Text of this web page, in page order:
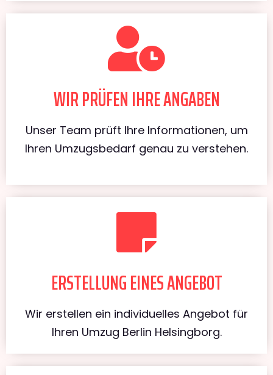
WIR PRÜFEN IHRE ANGABEN
Unser Team prüft Ihre Informationen, um
Ihren Umzugsbedarf genau zu verstehen.
ERSTELLUNG EINES ANGEBOT
Wir erstellen ein individuelles Angebot für
Ihren Umzug Berlin Helsingborg.